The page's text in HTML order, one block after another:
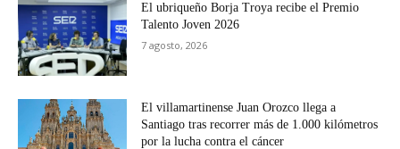
El ubriqueño Borja Troya recibe el Premio
Talento Joven 2026
7 agosto, 2026
El villamartinense Juan Orozco llega a
Santiago tras recorrer más de 1.000 kilómetros
por la lucha contra el cáncer